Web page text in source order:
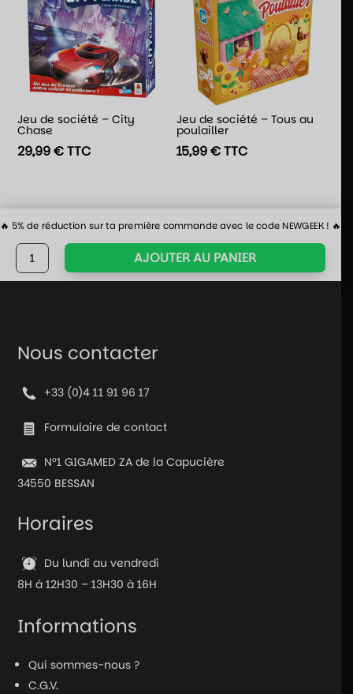
Jeu de société – City
Chase
29,99€TTC
Jeu de société – Tous au
poulailler
15,99€TTC
🔥 5% de réduction sur ta première commande avec le code NEWGEEK ! 🔥
quantité
de
pour
en
bronze
AJOUTER AU PANIER
Nous contacter
+33 (0)4 11 91 96 17
Formulaire de contact
N°1 GIGAMED ZA de la Capucière
34550 BESSAN
Horaires
Du lundi au vendredi
8H à 12H30 – 13H30 à 16H
Informations
Qui sommes-nous ?
C.G.V.